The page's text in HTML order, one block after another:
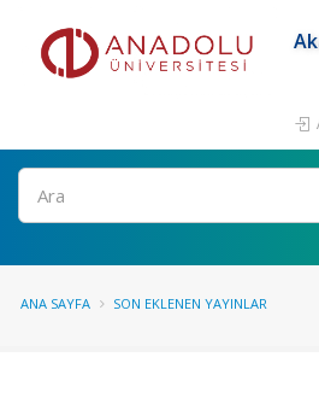
Ara
ANA SAYFA SON EKLENEN YAYINLAR